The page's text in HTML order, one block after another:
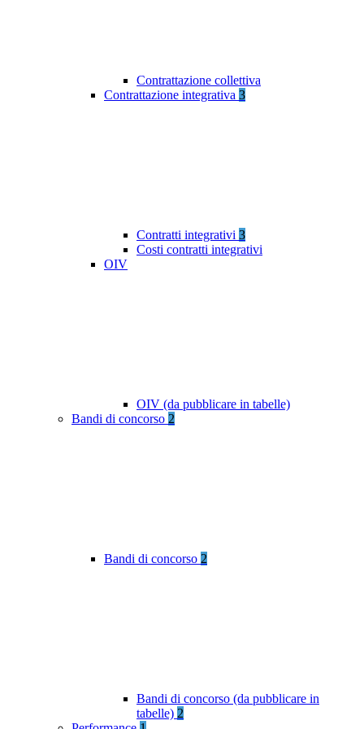
Contrattazione collettiva
Contrattazione integrativa 3
Contratti integrativi 3
Costi contratti integrativi
OIV
OIV (da pubblicare in tabelle)
Bandi di concorso 2
Bandi di concorso 2
Bandi di concorso (da pubblicare in
tabelle) 2